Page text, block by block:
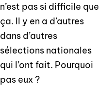
n’est pas si difficile que
ça. Il y en a d’autres
dans d’autres
sélections nationales
qui l’ont fait. Pourquoi
pas eux ?